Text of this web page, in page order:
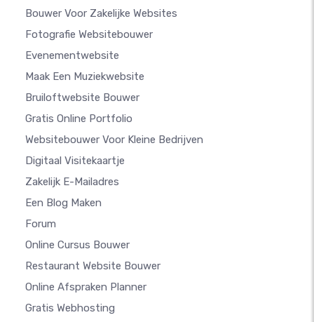
Bouwer Voor Zakelijke Websites
Fotografie Websitebouwer
Evenementwebsite
Maak Een Muziekwebsite
Bruiloftwebsite Bouwer
Gratis Online Portfolio
Websitebouwer Voor Kleine Bedrijven
Digitaal Visitekaartje
Zakelijk E-Mailadres
Een Blog Maken
Forum
Online Cursus Bouwer
Restaurant Website Bouwer
Online Afspraken Planner
Gratis Webhosting